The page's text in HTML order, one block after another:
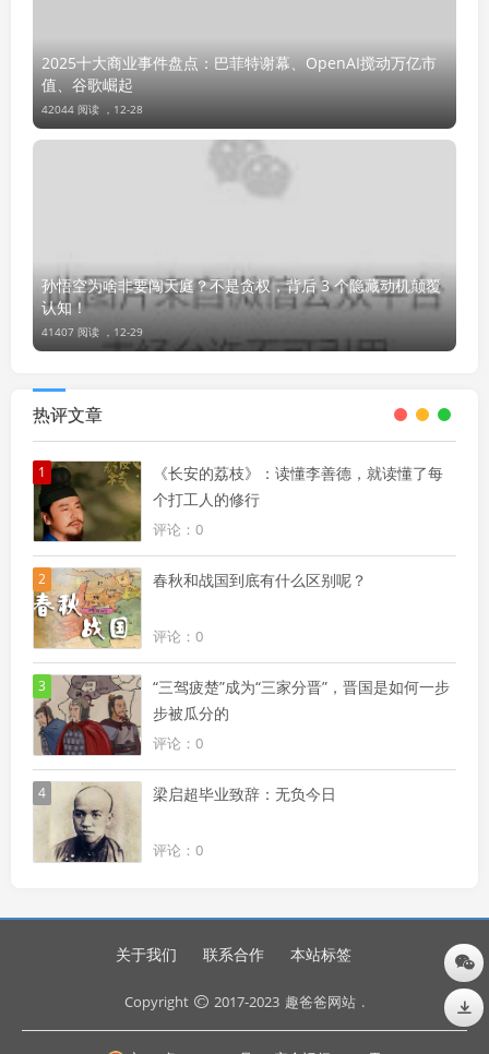
2025十大商业事件盘点：巴菲特谢幕、OpenAI搅动万亿市
值、谷歌崛起
42044 阅读 ， 12-28
孙悟空为啥非要闯天庭？不是贪权，背后 3 个隐藏动机颠覆
认知！
41407 阅读 ， 12-29
热评文章
1
《长安的荔枝》：读懂李善德，就读懂了每
个打工人的修行
评论：0
2 春秋和战国到底有什么区别呢？
评论：0
3
“三驾疲楚”成为“三家分晋”，晋国是如何一步
步被瓜分的
评论：0
4 梁启超毕业致辞：无负今日
评论：0
关于我们 联系合作 本站标签
Copyright 2017-2023 趣爸爸网站 .